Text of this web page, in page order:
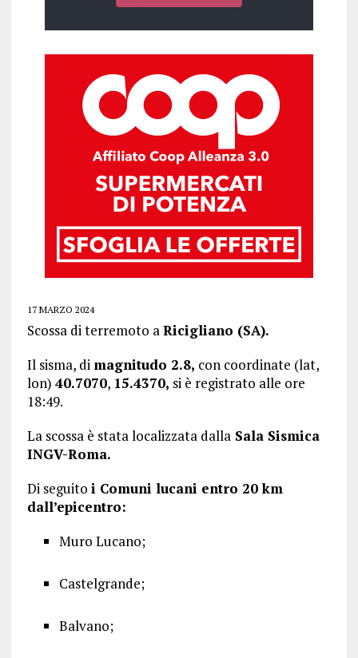
17 MARZO 2024
Scossa di terremoto aRicigliano (SA).
Il sisma, di magnitudo 2.8, con coordinate (lat,
lon) 40.7070, 15.4370, si è registrato alle ore
18:49.
La scossa è stata localizzata dallaSala Sismica
INGV-Roma.
Di seguito i Comuni lucani entro 20 km
dall’epicentro:
Muro Lucano;
Castelgrande;
Balvano;